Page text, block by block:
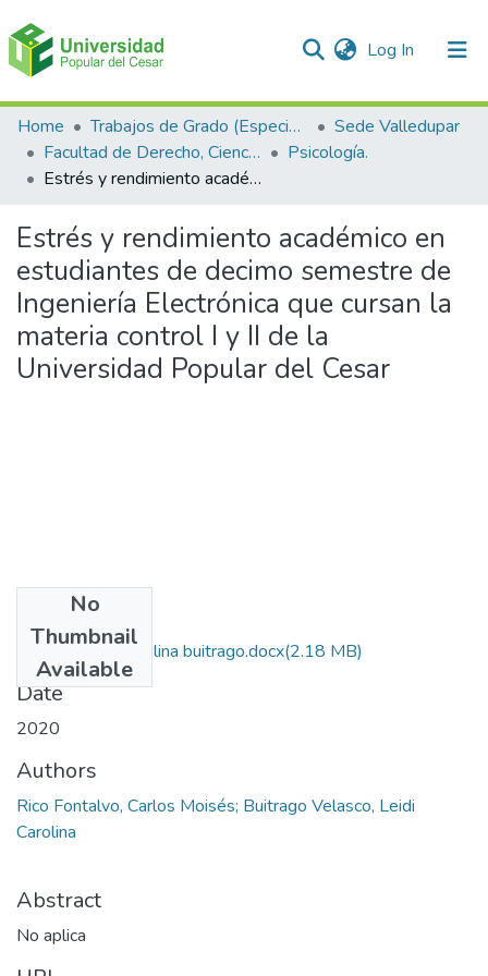
Log In (current)
Communities & Collections
All of DSpace
Home Trabajos de Grado (Especializaciones y Pregrados)
Sede Valledupar
Facultad de Derecho, Ciencias Políticas y Sociales.
Psicología.
Estrés y rendimiento académico en estudiantes de decimo semestre de Ingeniería Electrónica que cursan la materia control I y II de la Universidad Popular del Cesar
Estrés y rendimiento académico en
estudiantes de decimo semestre de
Ingeniería Electrónica que cursan la
materia control I y II de la
Universidad Popular del Cesar
No
Thumbnail
Available
Carlos Rico y Carolina buitrago.docx(2.18 MB)
Date
2020
Authors
Rico Fontalvo, Carlos Moisés; Buitrago Velasco, Leidi
Carolina
Abstract
No aplica